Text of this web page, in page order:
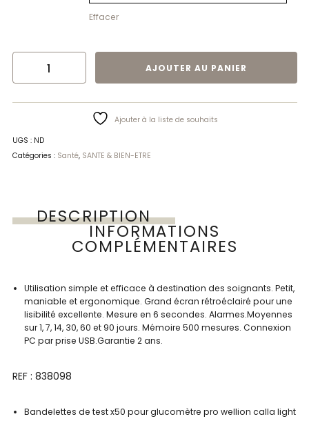
Effacer
QUANTITÉ DE GLUCOMÈTRE PRO WELLION CALLA LIGHT ET LANCETTES|ID
AJOUTER AU PANIER
Ajouter à la liste de souhaits
UGS : ND
Catégories : Santé, SANTE & BIEN-ETRE
DESCRIPTION
INFORMATIONS
COMPLÉMENTAIRES
Utilisation simple et efficace à destination des soignants. Petit,
maniable et ergonomique. Grand écran rétroéclairé pour une
lisibilité excellente. Mesure en 6 secondes. Alarmes.Moyennes
sur 1, 7, 14, 30, 60 et 90 jours. Mémoire 500 mesures. Connexion
PC par prise USB.Garantie 2 ans.
REF : 838098
Bandelettes de test x50 pour glucomètre pro wellion calla light